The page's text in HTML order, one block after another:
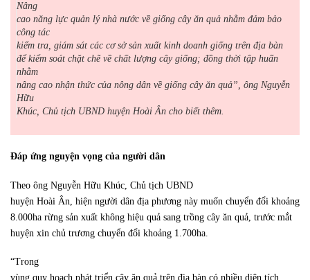
Nâng
cao năng lực quản lý nhà nước về giống cây ăn quả nhằm đảm bảo
công tác
kiểm tra, giám sát các cơ sở sản xuất kinh doanh giống trên địa bàn
để kiểm soát chặt chẽ về chất lượng cây giống; đồng thời tập huấn
nhằm
nâng cao nhận thức của nông dân về giống cây ăn quả”, ông Nguyễn
Hữu
Khúc, Chủ tịch UBND huyện Hoài Ân cho biết thêm.
Đáp ứng nguyện vọng của người dân
Theo ông Nguyễn Hữu Khúc, Chủ tịch UBND
huyện Hoài Ân, hiện người dân địa phương này muốn chuyển đổi khoảng
8.000ha rừng sản xuất không hiệu quả sang trồng cây ăn quả, trước mắt
huyện xin chủ trương chuyển đổi khoảng 1.700ha.
“Trong
vùng quy hoạch phát triển cây ăn quả trên địa bàn có nhiều diện tích